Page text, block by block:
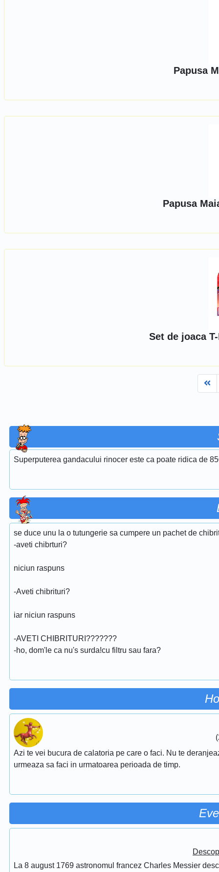
Papusa
Papusa
Set de joaca
Superputerea gandacului rinocer este ca poate ridica de
se duce unu la o tutungerie sa cumpere un pachet de
-aveti chibrturi?
niciun raspuns
-Aveti chibrituri?
iar niciun raspuns
-AVETI CHIBRITURI???????
-ho, dom'le ca nu's surda!cu filtru sau fara?
Azi te vei bucura de calatoria pe care o faci. Nu te
urmeaza sa faci in urmatoarea perioada de timp.
La 8 august 1769 astronomul francez Charles Messier